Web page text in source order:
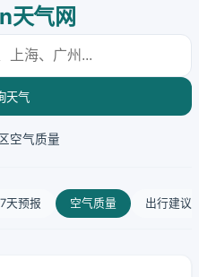
天气网
天气
空气质量
7天预报 空气质量 出行建议